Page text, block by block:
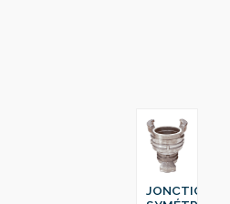
JONCTION